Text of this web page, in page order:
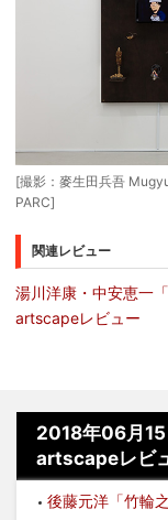
[撮影：麥生田兵吾
PARC]
関連レビュー
湯川洋康・中安恵一
artscapeレビュー
2018年06月15
artscapeレビ
後藤元洋「竹輪